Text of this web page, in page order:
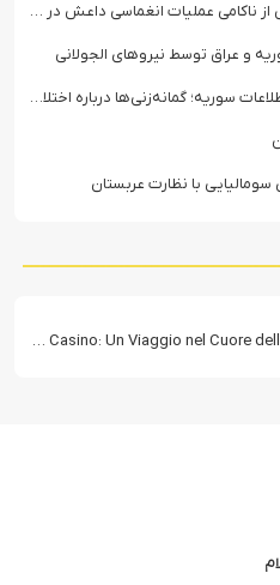
عملیات انغماسی داعش در رقه
و عراق توسط نیروهای الجولانی
گمانه‌زنی‌ها درباره اختلافات در ساختار امنیتی
Casea Casino: Un Viaggio nel